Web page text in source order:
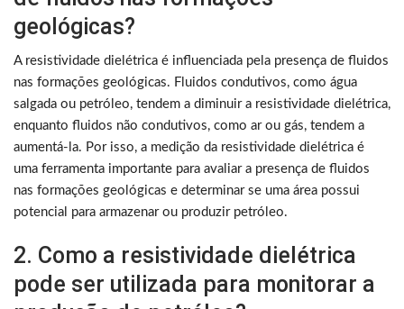
geológicas?
A resistividade dielétrica é influenciada pela presença de fluidos
nas formações geológicas. Fluidos condutivos, como água
salgada ou petróleo, tendem a diminuir a resistividade dielétrica,
enquanto fluidos não condutivos, como ar ou gás, tendem a
aumentá-la. Por isso, a medição da resistividade dielétrica é
uma ferramenta importante para avaliar a presença de fluidos
nas formações geológicas e determinar se uma área possui
potencial para armazenar ou produzir petróleo.
2. Como a resistividade dielétrica
pode ser utilizada para monitorar a